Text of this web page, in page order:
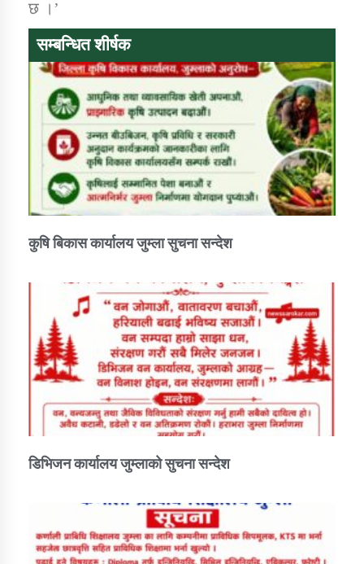
छ ।’
सम्बन्धित शीर्षक
कुषि बिकास कार्यालय जुम्ला सुचना सन्देश
डिभिजन कार्यालय जुम्लाको सुचना सन्देश